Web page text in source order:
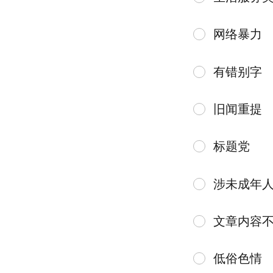
网络暴力
有错别字
旧闻重提
标题党
涉未成年
文章内容
低俗色情